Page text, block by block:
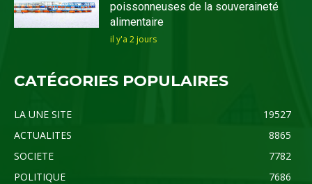
poissonneuses de la souveraineté
alimentaire
il y'a 2 jours
CATÉGORIES POPULAIRES
LA UNE SITE
19527
ACTUALITES
8865
SOCIETE
7782
POLITIQUE
7686